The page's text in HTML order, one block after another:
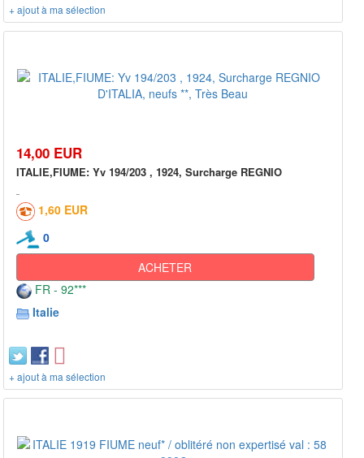
+ ajout à ma sélection
14,00 EUR
ITALIE,FIUME: Yv 194/203 , 1924, Surcharge REGNIO
1,60 EUR
0
ACHETER
FR - 92***
Italie
+ ajout à ma sélection